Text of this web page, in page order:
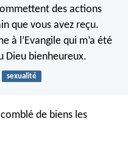
des actions
que vous avez reçu.
à l’Evangile qui m’a été
Dieu bienheureux.
sexualité
de biens les